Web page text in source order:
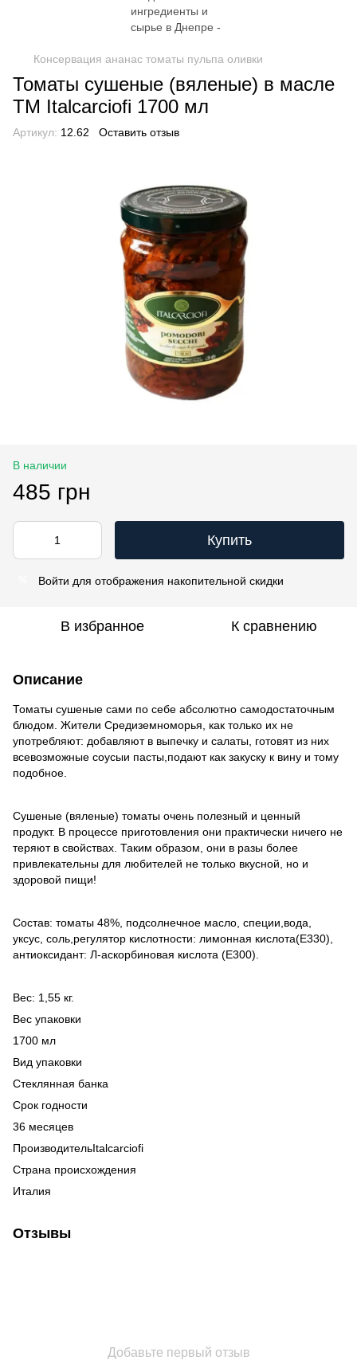
Консервация ананас томаты пульпа оливки
Томаты сушеные (вяленые) в масле
TM Italcarciofi 1700 мл
Артикул: 12.62 Оставить отзыв
В наличии
485 грн
Купить
Войти для отображения накопительной скидки
В избранное К сравнению
Описание
Томаты сушеные сами по себе абсолютно самодостаточным
блюдом. Жители Средиземноморья, как только их не
употребляют: добавляют в выпечку и салаты, готовят из них
всевозможные соусыи пасты,подают как закуску к вину и тому
подобное.
Сушеные (вяленые) томаты очень полезный и ценный
продукт. В процессе приготовления они практически ничего не
теряют в свойствах. Таким образом, они в разы более
привлекательны для любителей не только вкусной, но и
здоровой пищи!
Состав: томаты 48%, подсолнечное масло, специи,вода,
уксус, соль,регулятор кислотности: лимонная кислота(Е330),
антиоксидант: Л-аскорбиновая кислота (Е300).
Вес: 1,55 кг.
Вес упаковки
1700 мл
Вид упаковки
Стеклянная банка
Срок годности
36 месяцев
ПроизводительItalcarciofi
Страна происхождения
Италия
Отзывы
Добавьте первый отзыв